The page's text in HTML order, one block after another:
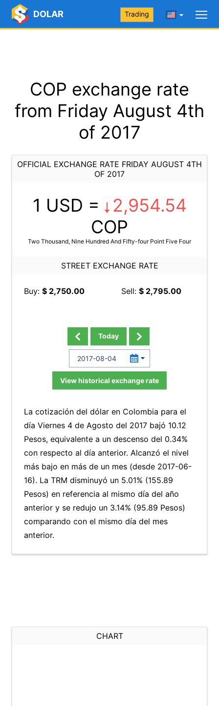
DOLAR Trading
COP exchange rate
from Friday August 4th
of 2017
OFFICIAL EXCHANGE RATE FRIDAY AUGUST 4TH
OF 2017
1 USD =
2,954.54
COP
Two Thousand, Nine Hundred And Fifty-four Point Five Four
STREET EXCHANGE RATE
Buy: $ 2,750.00 Sell: $ 2,795.00
Today
View historical exchange rate
La cotización del dólar en Colombia para el
día Viernes 4 de Agosto del 2017 bajó 10.12
Pesos, equivalente a un descenso del 0.34%
con respecto al día anterior. Alcanzó el nivel
más bajo en más de un mes (desde 2017-06-
16). La TRM disminuyó un 5.01% (155.89
Pesos) en referencia al mismo día del año
anterior y se redujo un 3.14% (95.89 Pesos)
comparando con el mismo día del mes
anterior.
CHART